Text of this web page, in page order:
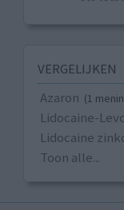
VERGELIJKEN
Azaron (1
Lidocaine-
Lidocaine
Toon alle...